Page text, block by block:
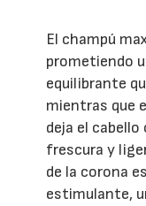
El champú
prometiendo
equilibrante
mientras que
deja el
frescura y
de la corona
estimulante,